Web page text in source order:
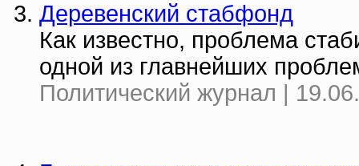
Деревенский стабфонд
Как известно, проблема
одной из главнейших
Политический журнал |